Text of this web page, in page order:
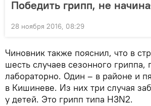
Победить грипп, не
28 ноября 2016, 08:29
Чиновник также пояснил, что в
шесть случаев сезонного
лабораторно. Один – в районе и
в Кишиневе. Из них три случая
у детей. Это грипп типа H3N2.